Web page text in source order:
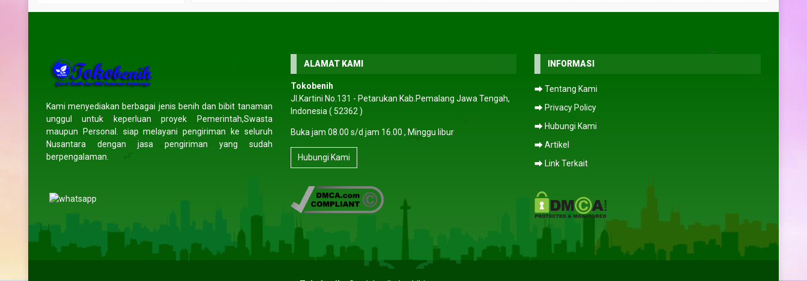
Prayogo
Pengemasan aman, benih diterima
kota juga cepat. Sangat
direkomendasikan.
(5/5)
Saya sudah beberapa kali membeli
benih di toko ini dan hasilnya selalu
memuaskan. Benih cepat
berkecambah dan tanaman tumbuh
sehat. Pengiriman juga selalu rapi dan
tepat waktu. Sangat
direkomendasikan!
(5/5)
PT.PMN
Pelayanan pelanggan sangat ramah
dan informatif. Saya sempat bingung
memilih varietas sayuran untuk lahan
kecil, tetapi tim toko memberikan
premium. Pasti repeat order!
- Samarinda
kemasan benih diberi petunjuk tanam
yang jelas. Cocok untuk pemula
seperti saya. Setelah 5–7 hari, benih
sudah mulai tumbuh. Terima kasih,
menarik. Saya beli beberapa jenis
tumbuh cantik di pekarangan rumah.
Senang sekali menemukan toko benih
Kami menyediakan berbagai jenis benih dan bibit tanaman
unggul untuk keperluan proyek Pemerintah,Swasta
maupun Personal. siap melayani pengiriman ke seluruh
Nusantara dengan jasa pengiriman yang sudah
berpengalaman.
ALAMAT KAMI
Tokobenih
Jl.Kartini No.131 - Petarukan Kab.Pemalang Jawa Tengah,
Indonesia ( 52362 )
Buka jam 08.00 s/d jam 16.00 , Minggu libur
Hubungi Kami
INFORMASI
⮕ Tentang Kami
⮕ Privacy Policy
⮕ Hubungi Kami
⮕ Artikel
⮕ Link Terkait